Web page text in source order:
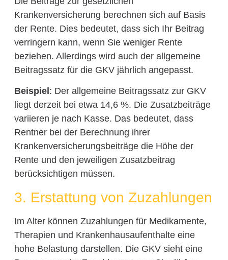
Krankenversicherung berechnen sich auf Basis
der Rente. Dies bedeutet, dass sich Ihr Beitrag
verringern kann, wenn Sie weniger Rente
beziehen. Allerdings wird auch der allgemeine
Beitragssatz für die GKV jährlich angepasst.
Beispiel : Der allgemeine Beitragssatz zur GKV
liegt derzeit bei etwa 14,6 %. Die Zusatzbeiträge
variieren je nach Kasse. Das bedeutet, dass
Rentner bei der Berechnung ihrer
Krankenversicherungsbeiträge die Höhe der
Rente und den jeweiligen Zusatzbeitrag
berücksichtigen müssen.
3. Erstattung von Zuzahlungen
Im Alter können Zuzahlungen für Medikamente,
Therapien und Krankenhausaufenthalte eine
hohe Belastung darstellen. Die GKV sieht eine